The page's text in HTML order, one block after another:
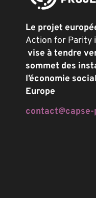
Le projet
Action for Parity
vise à tendre
sommet des
l’économie
Europe